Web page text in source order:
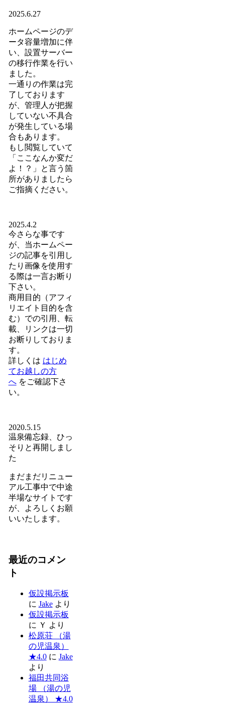
2025.6.27
ホームページのデ
ータ容量増加に伴
い、設置サーバー
の移行作業を行い
ました。
一通りの作業は完
了しております
が、管理人が把握
していない不具合
が発生している場
合もあります。
もし閲覧していて
「ここなんか変だ
よ！？」と言う箇
所がありましたら
ご指摘ください。
2025.4.2
今さらな事です
が、当ホームペー
ジの記事を引用し
たり画像を使用す
る際は一言お断り
下さい。
商用目的（アフィ
リエイト目的を含
む）での引用、転
載、リンクは一切
お断りしておりま
す。
詳しくは はじめ
てお越しの方
へをご確認下さ
い。
2020.5.15
温泉備忘録、ひっ
そりと再開しまし
た
まだまだリニュー
アル工事中で中途
半場なサイトです
が、よろしくお願
いいたします。
最近のコメン
ト
仮設掲示板
に Jakeより
仮設掲示板
に Ｙ より
松原荘 （湯
の児温泉）
★4.0に Jake
より
福田共同浴
場 （湯の児
温泉） ★4.0